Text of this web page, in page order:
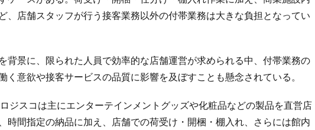
、店舗スタッフが行う接客業務以外の付帯業務は大きな負担となってい
背景に、限られた人員で効率的な店舗運営が求められる中、付帯業務の
く意欲や接客サービスの品質に影響を及ぼすことも懸念されている。
ジスコは主にエンターテインメントグッズや化粧品などの製品を直営店
時間指定の納品に加え、店舗での荷受け・開梱・棚入れ、さらには館内